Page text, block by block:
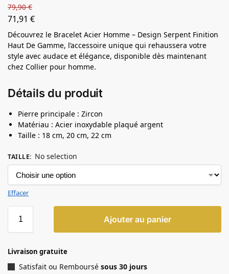
79,90€
71,91 €
Découvrez le Bracelet Acier Homme – Design Serpent Finition
Haut De Gamme, l’accessoire unique qui rehaussera votre
style avec audace et élégance, disponible dès maintenant
chez Collier pour homme.
Détails du produit
Pierre principale : Zircon
Matériau : Acier inoxydable plaqué argent
Taille : 18 cm, 20 cm, 22 cm
TAILLE: No selection
Effacer
Ajouter au panier
Livraison gratuite
Satisfait ou Remboursé sous 30 jours